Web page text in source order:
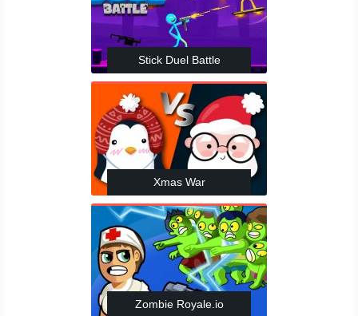
Stick Duel Battle
Xmas War
Zombie Royale.io